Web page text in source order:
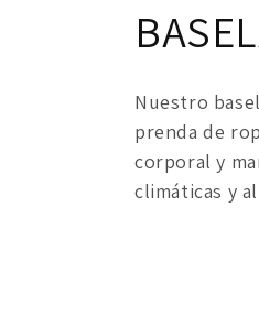
C
o
l
e
Nuestro
prenda de
corporal y
climáticas y